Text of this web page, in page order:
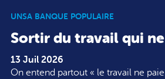
UNSA BANQUE POPULAIRE
Sortir du travail qui
13 Juil 2026
On entend partout « le travail ne